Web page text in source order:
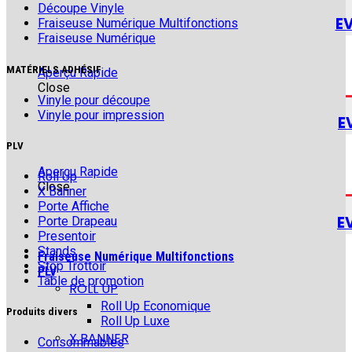
Aperçu Rapide
Close
Aperçu Rapide
Close
Fraiseuse Numérique Multifonctions
PLV
ROLL UP
Roll Up Economique
Roll Up Luxe
X BANNER
Découpe Vinyle
Fraiseuse Numérique Multifonctions
Fraiseuse Numérique
MATÉRIELS ADHÉSIF
Vinyle pour découpe
Vinyle pour impression
PLV
Roll Up
X Banner
Porte Affiche
Porte Drapeau
Presentoir
Stands
Stop Trottoir
Table de promotion
Produits divers
Consommables